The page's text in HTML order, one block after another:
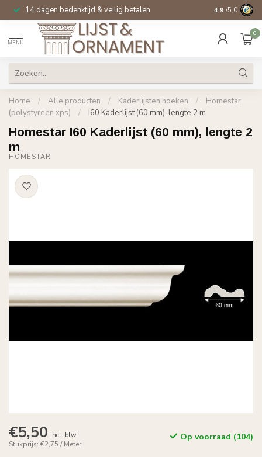
14 dagen bedenktijd & veilig betalen Specialist in
4.9 /5.0
MENU
0
Home / Alle producten / Kaderlijsten hoeken /
Homestar
(polystyreen xps)
/ I60 Kaderlijst (60 mm), lengte 2 m
Homestar I60 Kaderlijst (60 mm), lengte 2
m
HOMESTAR
€5,50 Incl. btw
Stukprijs: €2,75 / Meter
Op voorraad (104)